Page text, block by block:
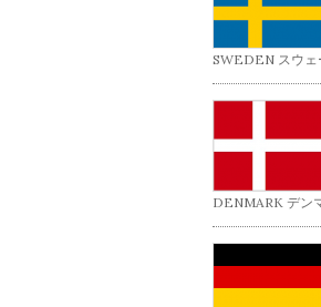
SWEDEN スウェ
DENMARK デン